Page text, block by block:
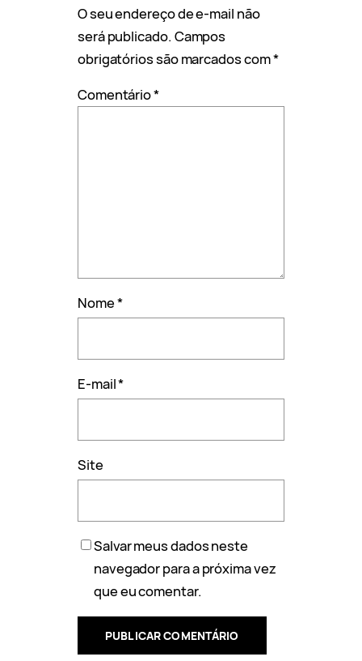
O seu endereço de e-mail não
será publicado. Campos
obrigatórios são marcados com*
Comentário*
Nome*
E-mail*
Site
Salvar meus dados neste
navegador para a próxima vez
que eu comentar.